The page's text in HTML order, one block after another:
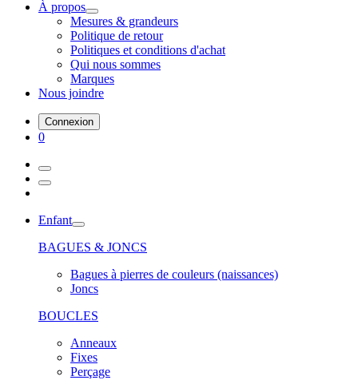
À propos
Mesures & grandeurs
Politique de retour
Politiques et conditions d'achat
Qui nous sommes
Marques
Nous joindre
Connexion
0
Enfant
BAGUES & JONCS
Bagues à pierres de couleurs (naissances)
Joncs
BOUCLES
Anneaux
Fixes
Perçage